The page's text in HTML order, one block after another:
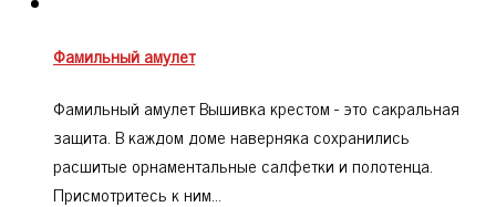
Фамильный амулет
Фамильный амулет Вышивка крестом - это сакральная
защита. В каждом доме наверняка сохранились
расшитые орнаментальные салфетки и полотенца.
Присмотритесь к ним…